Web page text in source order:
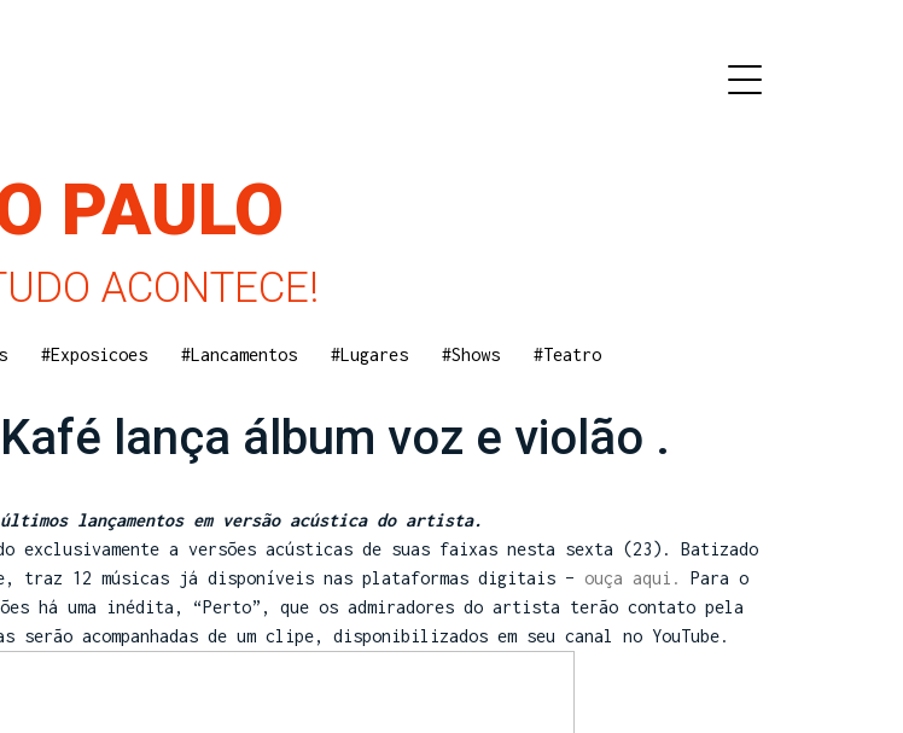
PAULO
ACONTECE!
#Exposicoes #Lancamentos #Lugares #Shows #Teatro
lança álbum voz e violão .
lançamentos em versão acústica do artista.
exclusivamente a versões acústicas de suas faixas nesta sexta (23). Batizado
traz 12 músicas já disponíveis nas plataformas digitais – ouça aqui.
Para o
há uma inédita, “Perto”, que os admiradores do artista terão contato pela
acompanhadas de um clipe, disponibilizados em seu canal no YouTube.